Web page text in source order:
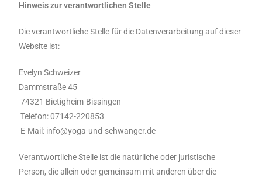
Hinweis zur verantwortlichen Stelle
Die verantwortliche Stelle für die Datenverarbeitung auf dieser
Website ist:
Evelyn Schweizer
Dammstraße 45
74321 Bietigheim-Bissingen
Telefon: 07142-220853
E-Mail: info@yoga-und-schwanger.de
Verantwortliche Stelle ist die natürliche oder juristische
Person, die allein oder gemeinsam mit anderen über die